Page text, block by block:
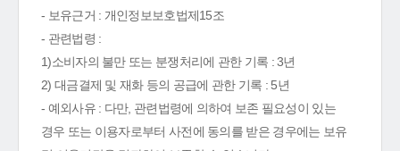
- 보유근거 : 개인정보보호법제15조
- 관련법령 :
1)소비자의 불만 또는 분쟁처리에 관한 기록 : 3년
2) 대금결제 및 재화 등의 공급에 관한 기록 : 5년
- 예외사유 : 다만, 관련법령에 의하여 보존 필요성이 있는
경우 또는 이용자로부터 사전에 동의를 받은 경우에는 보유